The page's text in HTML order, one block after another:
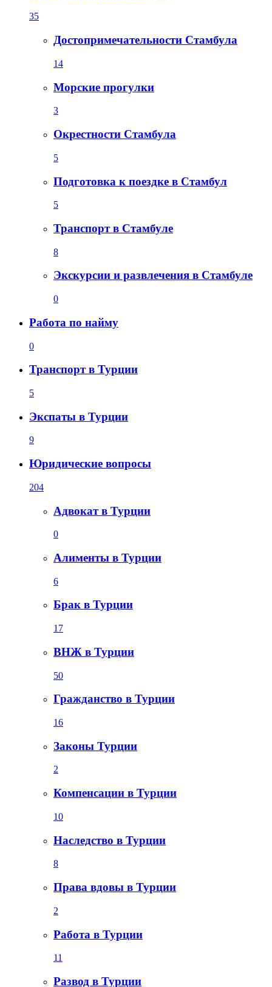
35
Достопримечательности Стамбула
14
Морские прогулки
3
Окрестности Стамбула
5
Подготовка к поездке в Стамбул
5
Транспорт в Стамбуле
8
Экскурсии и развлечения в Стамбуле
0
Работа по найму
0
Транспорт в Турции
5
Экспаты в Турции
9
Юридические вопросы
204
Адвокат в Турции
0
Алименты в Турции
6
Брак в Турции
17
ВНЖ в Турции
50
Гражданство в Турции
16
Законы Турции
2
Компенсации в Турции
10
Наследство в Турции
8
Права вдовы в Турции
2
Работа в Турции
11
Развод в Турции